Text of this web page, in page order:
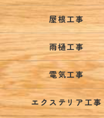
屋根工事
雨樋工事
電気工事
エクステリア工事